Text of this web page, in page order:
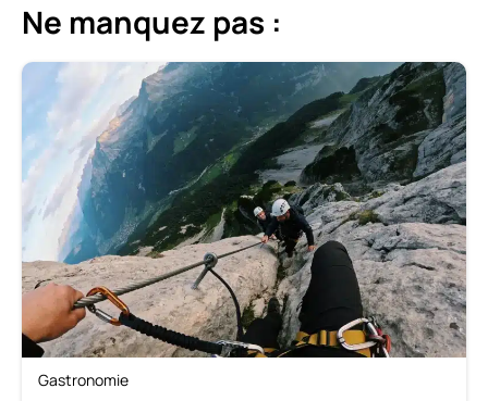
Ne manquez pas :
Gastronomie